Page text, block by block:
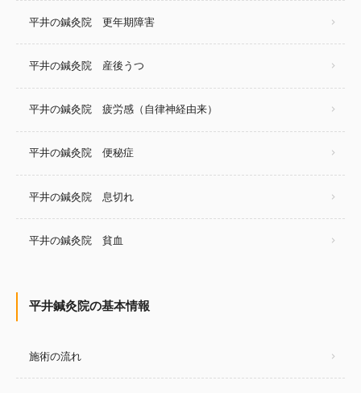
平井の鍼灸院 更年期障害
平井の鍼灸院 産後うつ
平井の鍼灸院 疲労感（自律神経由来）
平井の鍼灸院 便秘症
平井の鍼灸院 息切れ
平井の鍼灸院 貧血
平井鍼灸院の基本情報
施術の流れ